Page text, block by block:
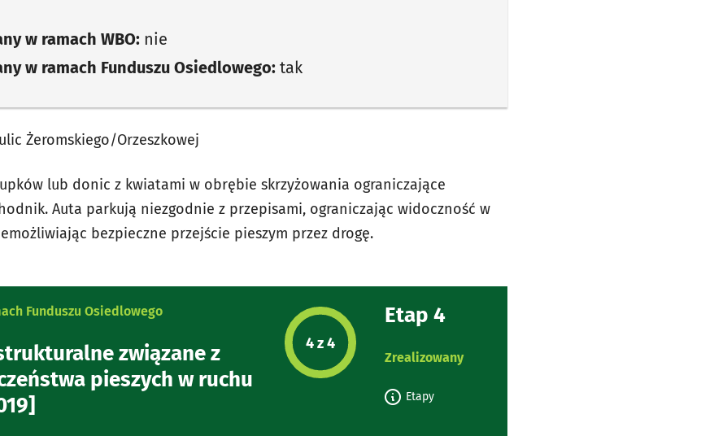
w ramach WBO: nie
w ramach Funduszu Osiedlowego: tak
Żeromskiego/Orzeszkowej
lub donic z kwiatami w obrębie skrzyżowania ograniczające
Auta parkują niezgodnie z przepisami, ograniczając widoczność w
bezpieczne przejście pieszym przez drogę.
Funduszu Osiedlowego
związane z
pieszych w ruchu
Etap projektu:
4 z 4
Etap 4
Zrealizowany
Etapy